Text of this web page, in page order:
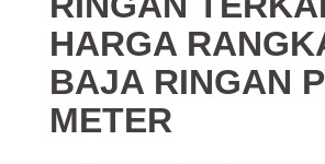
HARGA
BAJA RINGAN
METER